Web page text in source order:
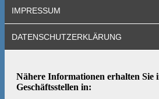
IMPRESSUM
DATENSCHUTZERKLÄRUNG
Nähere Informationen erhalten Sie
Geschäftsstellen in: